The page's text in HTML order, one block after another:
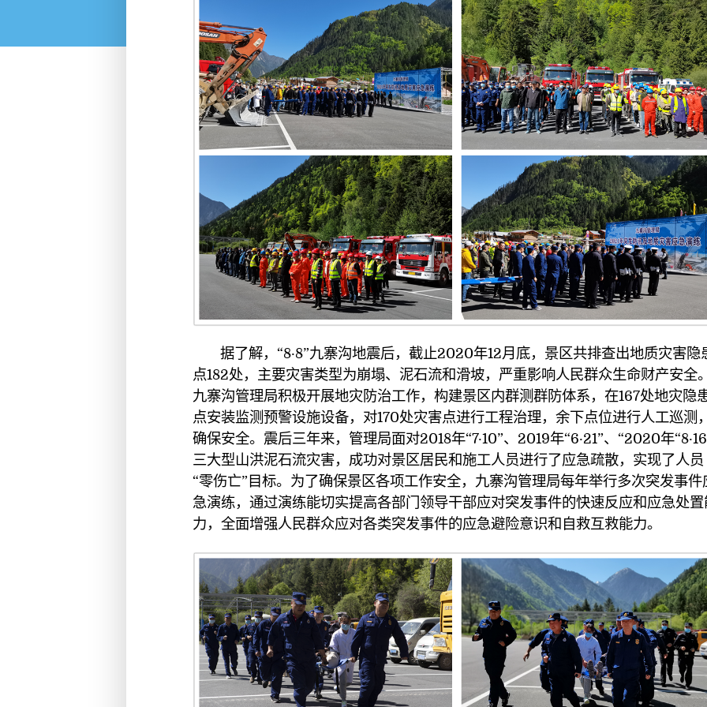
据了解，“8·8”九寨沟地震后，截止2020年12月底，景区共排查出地质灾害隐
点182处，主要灾害类型为崩塌、泥石流和滑坡，严重影响人民群众生命财产安全
九寨沟管理局积极开展地灾防治工作，构建景区内群测群防体系，在167处地灾隐
点安装监测预警设施设备，对170处灾害点进行工程治理，余下点位进行人工巡测
确保安全。震后三年来，管理局面对2018年“7·10”、2019年“6·21”、“2020年
三大型山洪泥石流灾害，成功对景区居民和施工人员进行了应急疏散，实现了人员
“零伤亡”目标。为了确保景区各项工作安全，九寨沟管理局每年举行多次突发事件
急演练，通过演练能切实提高各部门领导干部应对突发事件的快速反应和应急处置
力，全面增强人民群众应对各类突发事件的应急避险意识和自救互救能力。